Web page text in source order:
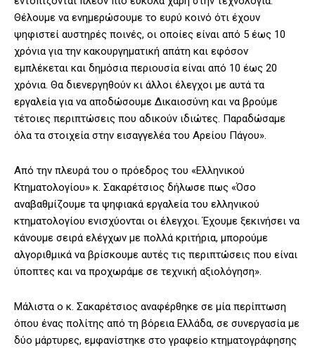
Θέλουμε να ενημερώσουμε το ευρύ κοινό ότι έχουν
ψηφιστεί αυστηρές ποινές, οι οποίες είναι από 5 έως 10
χρόνια για την κακουργηματική απάτη και εφόσον
εμπλέκεται και δημόσια περιουσία είναι από 10 έως 20
χρόνια. Θα διενεργηθούν κι άλλοι έλεγχοι με αυτά τα
εργαλεία για να αποδώσουμε Δικαιοσύνη και να βρούμε
τέτοιες περιπτώσεις που αδικούν ιδιώτες. Παραδώσαμε
όλα τα στοιχεία στην εισαγγελέα του Αρείου Πάγου».
Από την πλευρά του ο πρόεδρος του «Ελληνικού
Κτηματολογίου» κ. Σακαρέτσιος δήλωσε πως «Όσο
αναβαθμίζουμε τα ψηφιακά εργαλεία του ελληνικού
κτηματολογίου ενισχύονται οι έλεγχοι. Έχουμε ξεκινήσει να
κάνουμε σειρά ελέγχων με πολλά κριτήρια, μπορούμε
αλγοριθμικά να βρίσκουμε αυτές τις περιπτώσεις που είναι
ύποπτες και να προχωράμε σε τεχνική αξιολόγηση».
Μάλιστα ο κ. Σακαρέτσιος αναφέρθηκε σε μία περίπτωση
όπου ένας πολίτης από τη βόρεια Ελλάδα, σε συνεργασία με
δύο μάρτυρες, εμφανίστηκε στο γραφείο κτηματογράφησης